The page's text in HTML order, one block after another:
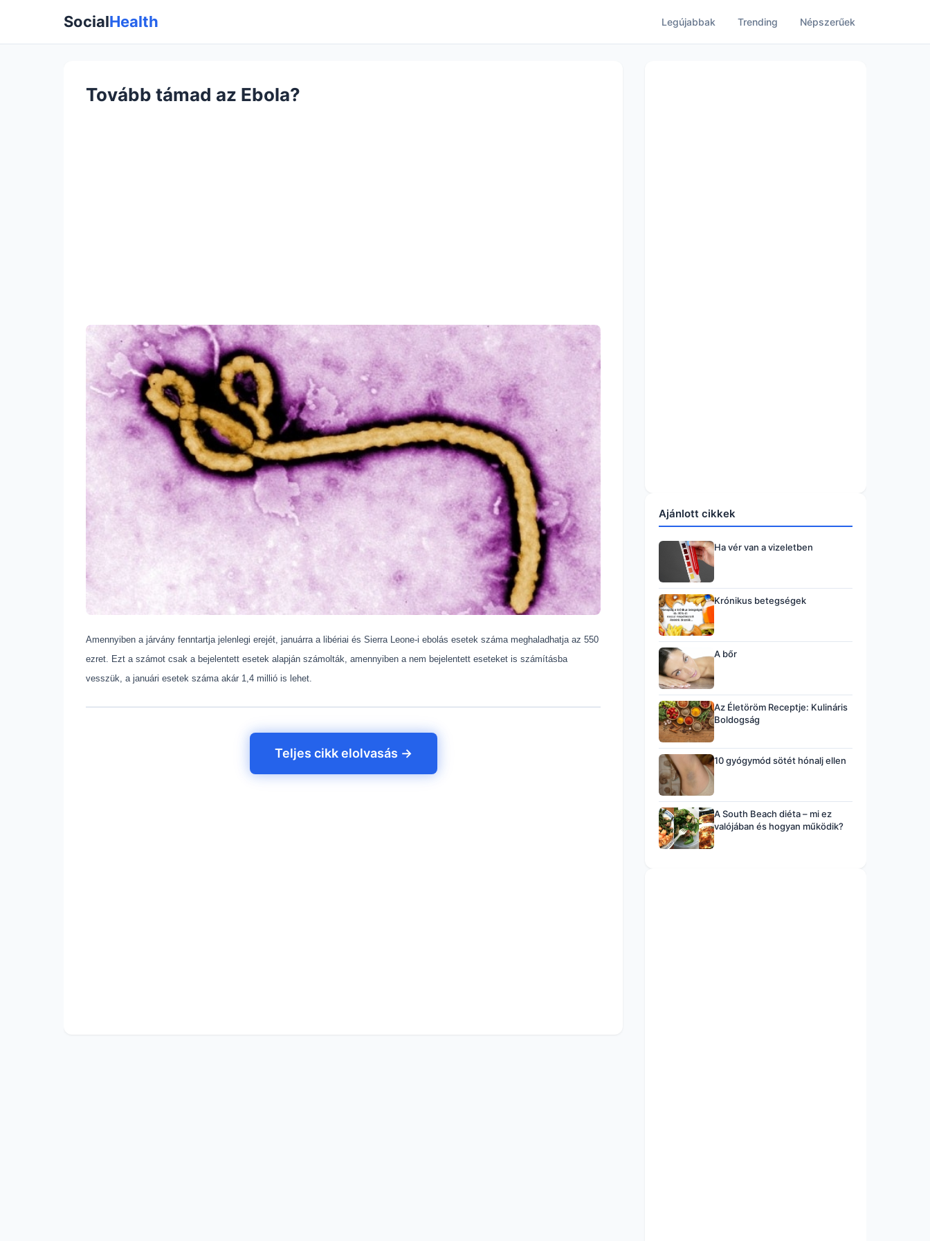
SocialHealth Legújabbak Trending Népszerűek
Tovább támad az Ebola?
Amennyiben a járvány fenntartja jelenlegi erejét, januárra a libériai és Sierra Leone-i ebolás esetek száma meghaladhatja az 550
ezret. Ezt a számot csak a bejelentett esetek alapján számolták, amennyiben a nem bejelentett eseteket is számításba
vesszük, a januári esetek száma akár 1,4 millió is lehet.
Teljes cikk elolvasás →
Ajánlott cikkek
Ha vér van a vizeletben
Krónikus betegségek
A bőr
Az Életöröm Receptje: Kulináris
Boldogság
10 gyógymód sötét hónalj ellen
A South Beach diéta – mi ez
valójában és hogyan működik?